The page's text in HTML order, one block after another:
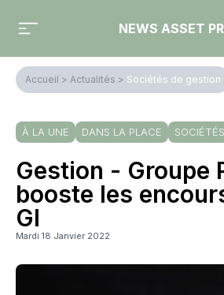
NEWS ASSET
Accueil > Actualités > Sociétés de gestion
À LA UNE DANS LA PLACE
Gestion - Groupe
booste les
GI
Mardi 18 Janvier 2022